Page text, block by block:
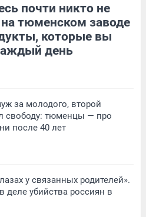
почти никто не
тюменском заводе
которые вы
день
за молодого, второй
свободу: тюменцы — про
после 40 лет
у связанных родителей».
деле убийства россиян в